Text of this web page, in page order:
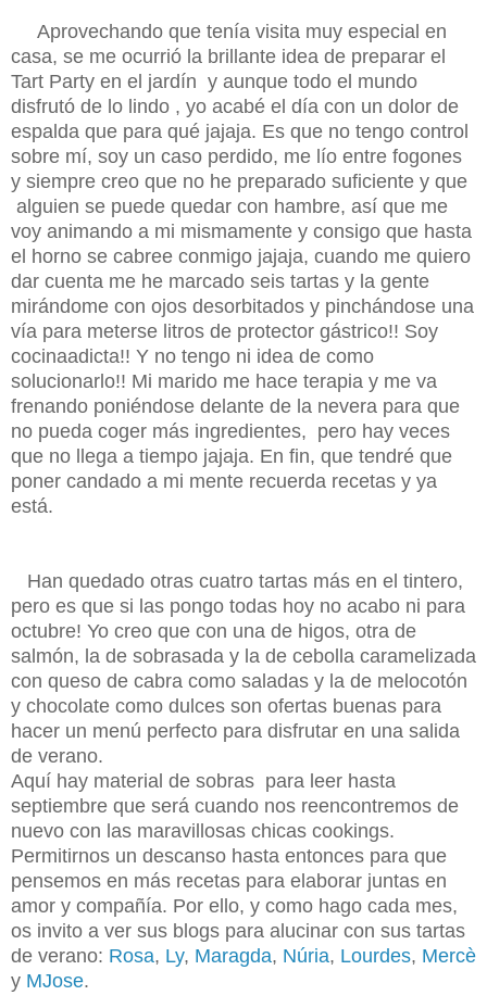
Aprovechando que tenía visita muy especial en
casa, se me ocurrió la brillante idea de preparar el
Tart Party en el jardín y aunque todo el mundo
disfrutó de lo lindo , yo acabé el día con un dolor de
espalda que para qué jajaja. Es que no tengo control
sobre mí, soy un caso perdido, me lío entre fogones
y siempre creo que no he preparado suficiente y que
alguien se puede quedar con hambre, así que me
voy animando a mi mismamente y consigo que hasta
el horno se cabree conmigo jajaja, cuando me quiero
dar cuenta me he marcado seis tartas y la gente
mirándome con ojos desorbitados y pinchándose una
vía para meterse litros de protector gástrico!! Soy
cocinaadicta!! Y no tengo ni idea de como
solucionarlo!! Mi marido me hace terapia y me va
frenando poniéndose delante de la nevera para que
no pueda coger más ingredientes, pero hay veces
que no llega a tiempo jajaja. En fin, que tendré que
poner candado a mi mente recuerda recetas y ya
está.
Han quedado otras cuatro tartas más en el tintero,
pero es que si las pongo todas hoy no acabo ni para
octubre! Yo creo que con una de higos, otra de
salmón, la de sobrasada y la de cebolla caramelizada
con queso de cabra como saladas y la de melocotón
y chocolate como dulces son ofertas buenas para
hacer un menú perfecto para disfrutar en una salida
de verano.
Aquí hay material de sobras para leer hasta
septiembre que será cuando nos reencontremos de
nuevo con las maravillosas chicas cookings.
Permitirnos un descanso hasta entonces para que
pensemos en más recetas para elaborar juntas en
amor y compañía. Por ello, y como hago cada mes,
os invito a ver sus blogs para alucinar con sus tartas
de verano: Rosa, Ly, Maragda, Núria, Lourdes, Mercè
y MJose.